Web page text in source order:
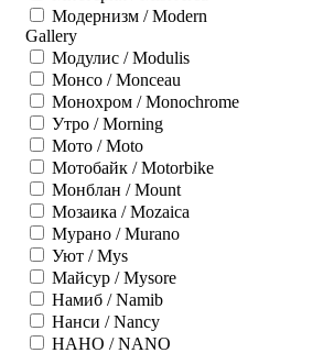
Модернизм / Modern
Gallery
Модулис / Modulis
Монсо / Monceau
Монохром / Monochrome
Утро / Morning
Мото / Moto
Мотобайк / Motorbike
Монблан / Mount
Мозаика / Mozaica
Мурано / Murano
Уют / Mys
Майсур / Mysore
Намиб / Namib
Нанси / Nancy
НАНО / NANO